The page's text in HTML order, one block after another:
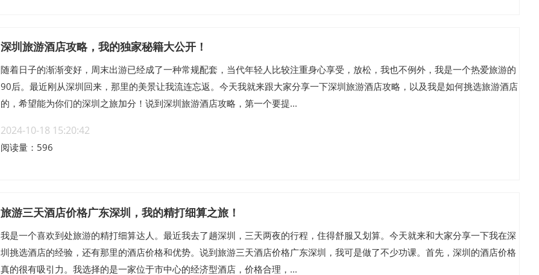
深圳旅游酒店攻略，我的独家秘籍大公开！
随着日子的渐渐变好，周末出游已经成了一种常规配套，当代年轻人比较注重身心享受，放松，我也不例外，我是一个热爱旅游的
90后。最近刚从深圳回来，那里的美景让我流连忘返。今天我就来跟大家分享一下深圳旅游酒店攻略，以及我是如何挑选旅游酒店
的，希望能为你们的深圳之旅加分！说到深圳旅游酒店攻略，第一个要提...
2024-10-18 15:20:42
阅读量：596
旅游三天酒店价格广东深圳，我的精打细算之旅！
我是一个喜欢到处旅游的精打细算达人。最近我去了趟深圳，三天两夜的行程，住得舒服又划算。今天就来和大家分享一下我在深
圳挑选酒店的经验，还有那里的酒店价格和优势。说到旅游三天酒店价格广东深圳，我可是做了不少功课。首先，深圳的酒店价格
真的很有吸引力。我选择的是一家位于市中心的经济型酒店，价格合理，...